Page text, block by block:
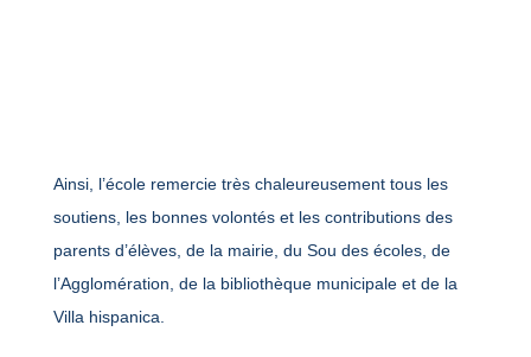
Ainsi, l’école remercie très chaleureusement tous les
soutiens, les bonnes volontés et les contributions des
parents d’élèves, de la mairie, du Sou des écoles, de
l’Agglomération, de la bibliothèque municipale et de la
Villa hispanica.